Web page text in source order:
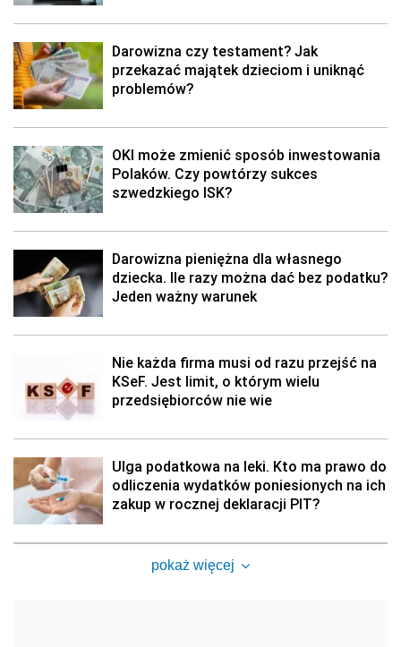
Darowizna czy testament? Jak
przekazać majątek dzieciom i uniknąć
problemów?
OKI może zmienić sposób inwestowania
Polaków. Czy powtórzy sukces
szwedzkiego ISK?
Darowizna pieniężna dla własnego
dziecka. Ile razy można dać bez podatku?
Jeden ważny warunek
Nie każda firma musi od razu przejść na
KSeF. Jest limit, o którym wielu
przedsiębiorców nie wie
Ulga podatkowa na leki. Kto ma prawo do
odliczenia wydatków poniesionych na ich
zakup w rocznej deklaracji PIT?
pokaż więcej